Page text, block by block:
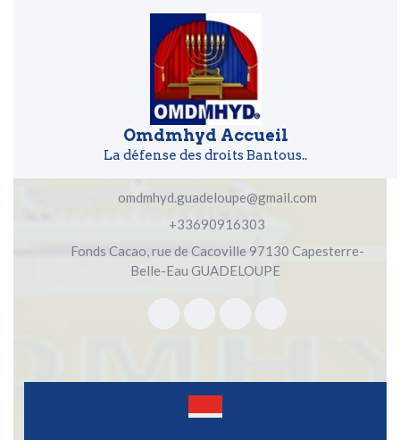
Omdmhyd Accueil
La défense des droits Bantous..
omdmhyd.guadeloupe@gmail.com
+33690916303
Fonds Cacao, rue de Cacoville 97130 Capesterre-
Belle-Eau GUADELOUPE